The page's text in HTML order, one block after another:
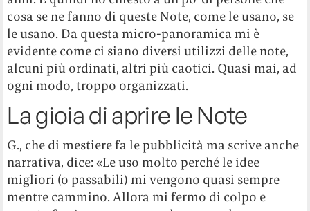
cosa se ne fanno di queste Note, come le usano, se
le usano. Da questa micro-panoramica mi è
evidente come ci siano diversi utilizzi delle note,
alcuni più ordinati, altri più caotici. Quasi mai, ad
ogni modo, troppo organizzati.
La gioia di aprire le Note
G., che di mestiere fa le pubblicità ma scrive anche
narrativa, dice: «Le uso molto perché le idee
migliori (o passabili) mi vengono quasi sempre
mentre cammino. Allora mi fermo di colpo e